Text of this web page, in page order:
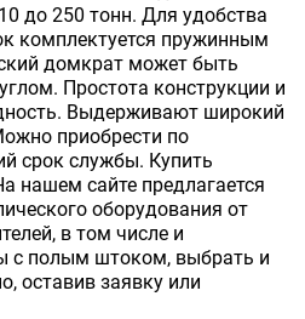
до 250 тонн. Для удобства
комплектуется пружинным
домкрат может быть
Простота конструкции и
Выдерживают широкий
приобрести по
срок службы. Купить
нашем сайте предлагается
оборудования от
в том числе и
с полым штоком, выбрать и
оставив заявку или